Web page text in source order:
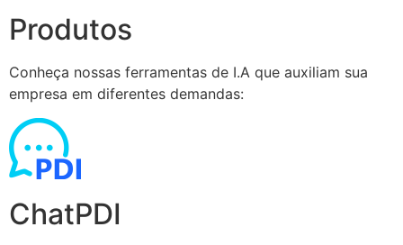
Produtos
Conheça nossas ferramentas de I.A que auxiliam sua
empresa em diferentes demandas:
ChatPDI